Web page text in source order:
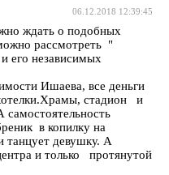
06.12.2018 12:39:45
ждать о подобных
рассмотреть "
его независимых
Ишаева, все деньги
стадион и
в копилку на
танцует девушку. А
и только протянутой